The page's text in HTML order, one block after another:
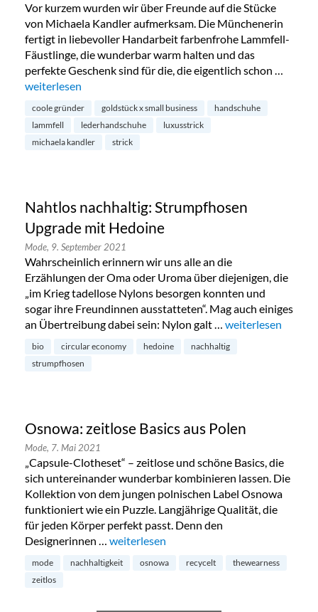
Vor kurzem wurden wir über Freunde auf die Stücke
von Michaela Kandler aufmerksam. Die Münchenerin
fertigt in liebevoller Handarbeit farbenfrohe Lammfell-
Fäustlinge, die wunderbar warm halten und das
perfekte Geschenk sind für die, die eigentlich schon …
„Handgemachte Lammfell-Handschuhe von Michaela
weiterlesen
coole gründer goldstück x small business
handschuhe
lammfell
lederhandschuhe
luxusstrick
michaela kandler
strick
Nahtlos nachhaltig: Strumpfhosen
Upgrade mit Hedoine
Mode, 9. September 2021
Wahrscheinlich erinnern wir uns alle an die
Erzählungen der Oma oder Uroma über diejenigen, die
„im Krieg tadellose Nylons besorgen konnten und
sogar ihre Freundinnen ausstatteten“. Mag auch einiges
an Übertreibung dabei sein: Nylon galt … „Nahtlos
weiterlesen
bio circular economy hedoine
nachhaltig
strumpfhosen
Osnowa: zeitlose Basics aus Polen
Mode, 7. Mai 2021
„Capsule-Clotheset“ – zeitlose und schöne Basics, die
sich untereinander wunderbar kombinieren lassen. Die
Kollektion von dem jungen polnischen Label Osnowa
funktioniert wie ein Puzzle. Langjährige Qualität, die
für jeden Körper perfekt passt. Denn den
Designerinnen … „Osnowa: zeitlose Basics aus Polen“
weiterlesen
mode nachhaltigkeit osnowa recycelt
thewearness
zeitlos